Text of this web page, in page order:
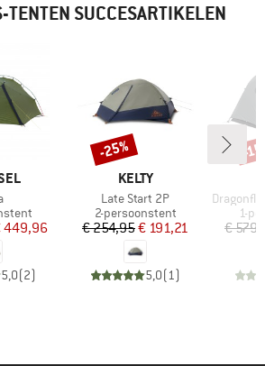
TENTEN SUCCESARTIKELEN
prijs
449,96
5,0(2)
MERK
KELTY
Artikel
Late Start 2P
Productgroep
2-persoonstent
Prijs
€ 254,95Verlaagde prijs
€ 191,21
5,0( 1)
Korting
-25%
Artikel
Dragonfly
1-
€
-